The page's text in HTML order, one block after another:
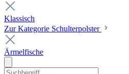
Klassisch
Zur Kategorie Schulterpolster
Ärmelfische